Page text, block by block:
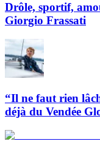
Drôle, sportif,
Giorgio Frassati
“Il ne faut rien
déjà du Vendée